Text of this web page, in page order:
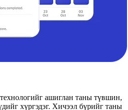
ашиглан таны түвшин,
хүргэдэг. Хичээл бүрийг таны